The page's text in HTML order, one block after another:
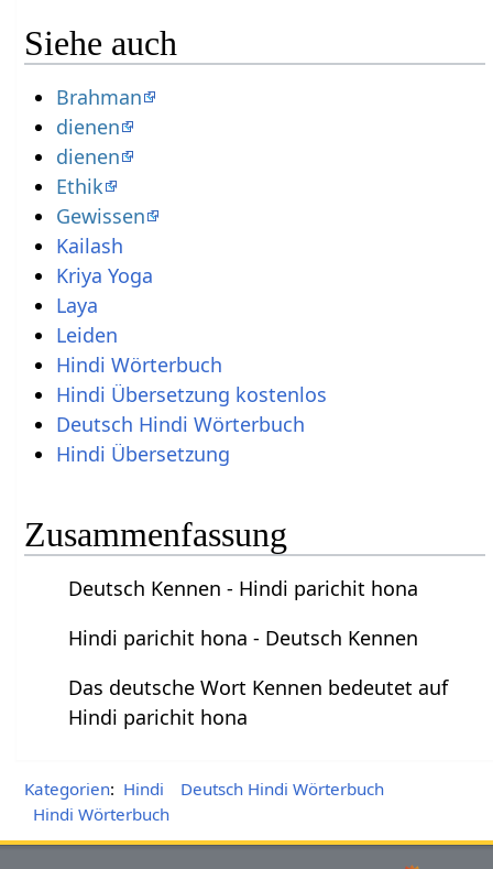
Siehe auch
Brahman
dienen
dienen
Ethik
Gewissen
Kailash
Kriya Yoga
Laya
Leiden
Hindi Wörterbuch
Hindi Übersetzung kostenlos
Deutsch Hindi Wörterbuch
Hindi Übersetzung
Zusammenfassung
Deutsch Kennen - Hindi parichit hona
Hindi parichit hona - Deutsch Kennen
Das deutsche Wort Kennen bedeutet auf
Hindi parichit hona
Kategorien: Hindi
Deutsch Hindi Wörterbuch
Hindi Wörterbuch